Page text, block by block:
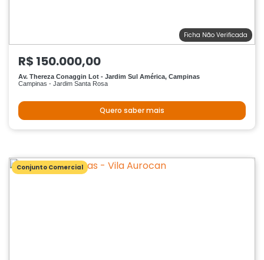
Ficha Não Verificada
R$ 150.000,00
Av. Thereza Conaggin Lot - Jardim Sul América, Campinas
Campinas - Jardim Santa Rosa
Quero saber mais
Conjunto Comercial